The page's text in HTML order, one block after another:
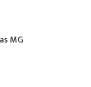
MG